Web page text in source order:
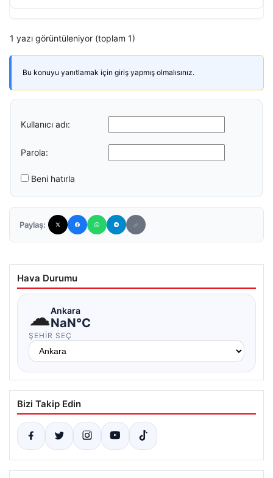
1 yazı görüntüleniyor (toplam 1)
Bu konuyu yanıtlamak için giriş yapmış olmalısınız.
Kullanıcı adı:
Parola:
Beni hatırla
Paylaş:
Hava Durumu
☁Ankara
NaN°C
ŞEHIR SEÇ
Bizi Takip Edin